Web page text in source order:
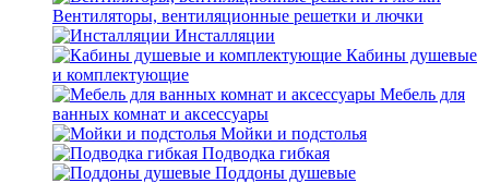
Вентиляторы, вентиляционные решетки и лючки
Инсталляции
Кабины душевые
и комплектующие
Мебель для
ванных комнат и аксессуары
Мойки и подстолья
Подводка гибкая
Поддоны душевые